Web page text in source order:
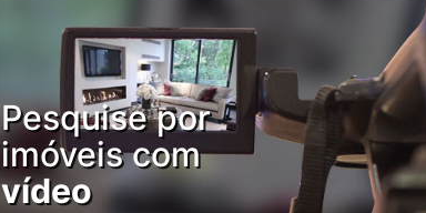
Pesquise por
imóveis com
vídeo